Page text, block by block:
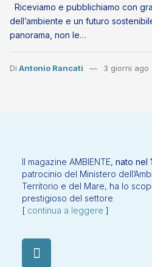
Riceviamo e pubblichiamo con
dell’ambiente e un futuro
panorama, non le…
Di Antonio Rancati 3 giorni ago
Il magazine AMBIENTE, nato nel
patrocinio del Ministero
Territorio e del Mare, ha lo
prestigioso del settore
[ continua a leggere ]